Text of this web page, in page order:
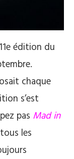
édition du
chaque
s’est
pas Mad in
les